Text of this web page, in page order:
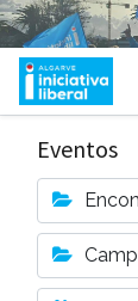
Eventos